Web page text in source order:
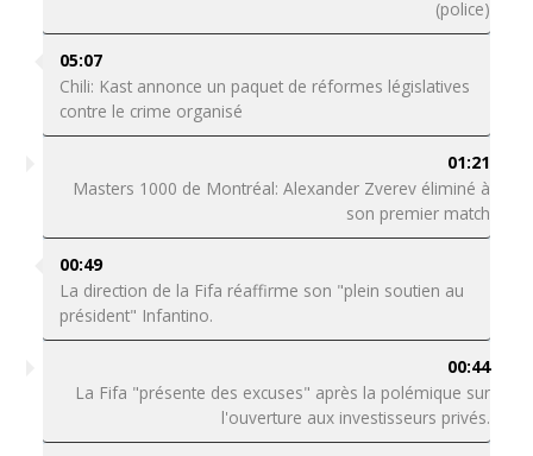
(police)
05:07
Chili: Kast annonce un paquet de réformes législatives
contre le crime organisé
01:21
Masters 1000 de Montréal: Alexander Zverev éliminé à
son premier match
00:49
La direction de la Fifa réaffirme son "plein soutien au
président" Infantino.
00:44
La Fifa "présente des excuses" après la polémique sur
l'ouverture aux investisseurs privés.